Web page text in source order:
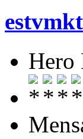
estvmkt
Hero